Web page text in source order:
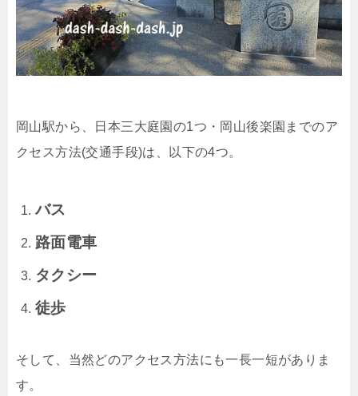
岡山駅から、日本三大庭園の1つ・岡山後楽園までのア
クセス方法(交通手段)は、以下の4つ。
バス
路面電車
タクシー
徒歩
そして、当然どのアクセス方法にも一長一短がありま
す。